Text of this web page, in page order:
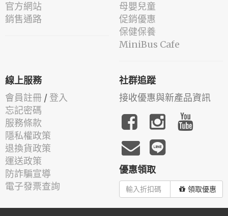
官方網站
銷售通路
母嬰兒童
促銷優惠
保健保養
MiniBus Cafe
線上服務
會員註冊 / 登入
忘記密碼
服務條款
隱私權政策
退換貨政策
運送政策
防詐騙宣導
電子發票查詢
社群追蹤
接收優惠與新產品資訊
優惠領取
領取優惠